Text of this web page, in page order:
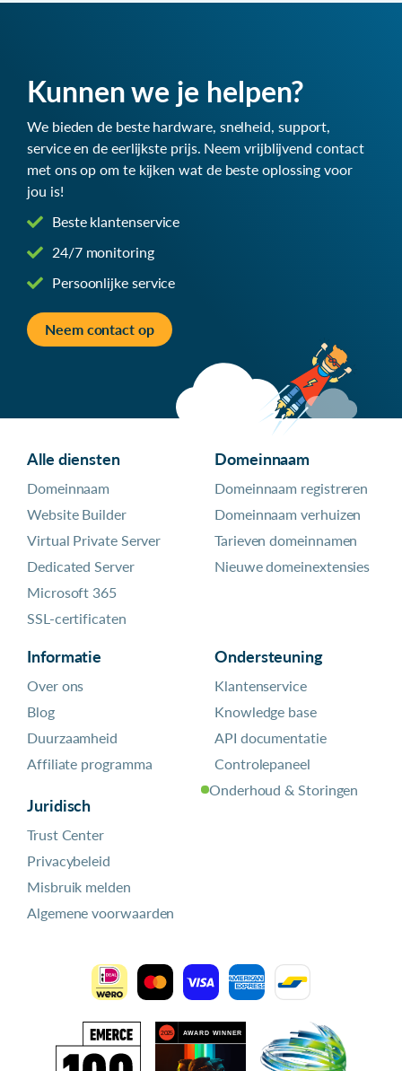
Kunnen we je helpen?
We bieden de beste hardware, snelheid, support,
service en de eerlijkste prijs. Neem vrijblijvend contact
met ons op om te kijken wat de beste oplossing voor
jou is!
Beste klantenservice
24/7 monitoring
Persoonlijke service
Neem contact op
Alle diensten
Domeinnaam
Website Builder
Virtual Private Server
Dedicated Server
Microsoft 365
SSL-certificaten
Domeinnaam
Domeinnaam registreren
Domeinnaam verhuizen
Tarieven domeinnamen
Nieuwe domeinextensies
Informatie
Over ons
Blog
Duurzaamheid
Affiliate programma
Juridisch
Trust Center
Privacybeleid
Misbruik melden
Algemene voorwaarden
Ondersteuning
Klantenservice
Knowledge base
API documentatie
Controlepaneel
Onderhoud & Storingen